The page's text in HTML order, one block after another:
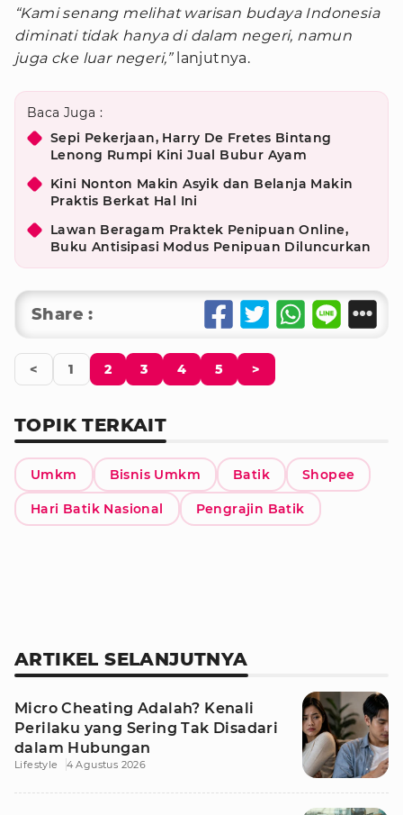
“Kami senang melihat warisan budaya Indonesia
diminati tidak hanya di dalam negeri, namun
juga cke luar negeri,”lanjutnya.
Baca Juga :
Sepi Pekerjaan, Harry De Fretes Bintang
Lenong Rumpi Kini Jual Bubur Ayam
Kini Nonton Makin Asyik dan Belanja Makin
Praktis Berkat Hal Ini
Lawan Beragam Praktek Penipuan Online,
Buku Antisipasi Modus Penipuan Diluncurkan
Share :
< 1 2 3 4 5 >
TOPIK TERKAIT
Umkm Bisnis Umkm Batik Shopee
Hari Batik Nasional Pengrajin Batik
ARTIKEL SELANJUTNYA
Micro Cheating Adalah? Kenali
Perilaku yang Sering Tak Disadari
dalam Hubungan
Lifestyle 4 Agustus 2026